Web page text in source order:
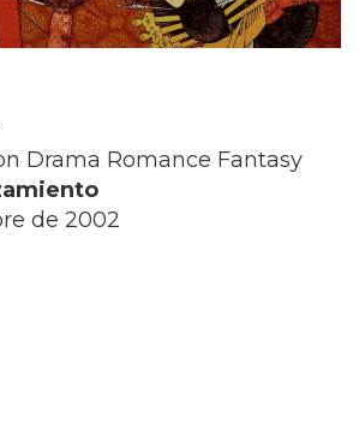
Drama Romance Fantasy
de 2002